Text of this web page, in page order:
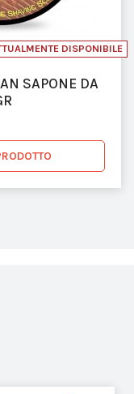
DISPONIBILE
SAPONE DA